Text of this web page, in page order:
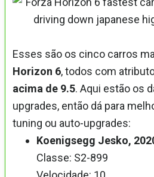
Esses são os cinco carros
Horizon 6, todos com
acima de 9.5. Aqui estão os
upgrades, então dá para
tuning ou auto-upgrades:
Koenigsegg Jesko,
Classe: S2-899